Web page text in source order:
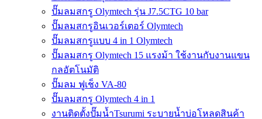
ปั๊มลมสกรู Olymtech รุ่น J7.5CTG 10 bar
ปั๊มลมสกรูอินเวอร์เตอร์ Olymtech
ปั๊มลมสกรูแบบ 4 in 1 Olymtech
ปั๊มลมสกรู Olymtech 15 แรงม้า ใช้งานกับงานแขน
กลอัตโนมัติ
ปั๊มลม ฟูเช็ง VA-80
ปั๊มลมสกรู Olymtech 4 in 1
งานติดตั้งปั๊มน้ำTsurumi ระบายน้ำบ่อโหลดสินค้า